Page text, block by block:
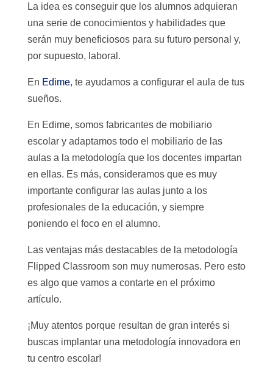
La idea es conseguir que los alumnos adquieran
una serie de conocimientos y habilidades que
serán muy beneficiosos para su futuro personal y,
por supuesto, laboral.
En Edime, te ayudamos a configurar el aula de tus
sueños.
En Edime, somos fabricantes de mobiliario
escolar y adaptamos todo el mobiliario de las
aulas a la metodología que los docentes impartan
en ellas. Es más, consideramos que es muy
importante configurar las aulas junto a los
profesionales de la educación, y siempre
poniendo el foco en el alumno.
Las ventajas más destacables de la metodología
Flipped Classroom son muy numerosas. Pero esto
es algo que vamos a contarte en el próximo
artículo.
¡Muy atentos porque resultan de gran interés si
buscas implantar una metodología innovadora en
tu centro escolar!